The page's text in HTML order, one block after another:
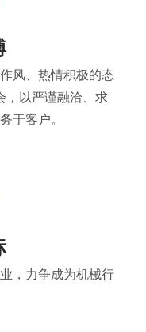
风、热情积极的态
，以严谨融洽、求
于客户。
，力争成为机械行